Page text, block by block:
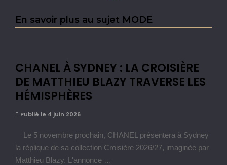
En savoir plus au sujet MODE
CHANEL À SYDNEY : LA CROISIÈRE
DE MATTHIEU BLAZY TRAVERSE LES
HÉMISPHÈRES
Publié le 4 juin 2026
Le 5 novembre prochain, CHANEL présentera à Sydney
la réplique de sa collection Croisière 2026/27, imaginée par
Matthieu Blazy. L'annonce …